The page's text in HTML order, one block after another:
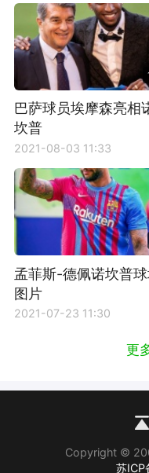
巴萨球员埃摩森亮相
坎普
2021-08-03 11:33
孟菲斯-德佩诺坎普
图片
2021-07-23 11:30
更
Copyright ©
苏